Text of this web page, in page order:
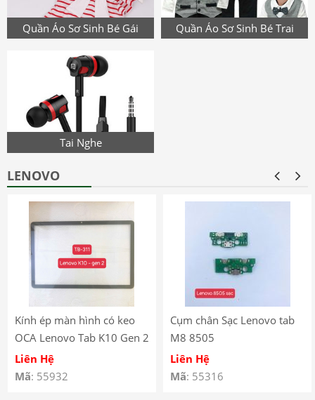
Quần Áo Sơ Sinh Bé Gái Quần Áo Sơ Sinh Bé Trai
Tai Nghe
LENOVO
Kính ép màn hình có keo
OCA Lenovo Tab K10 Gen 2
(2025) – TB-311
Liên Hệ
Mã: 55932
Cụm chân Sạc Lenovo tab
M8 8505
Liên Hệ
Mã: 55316